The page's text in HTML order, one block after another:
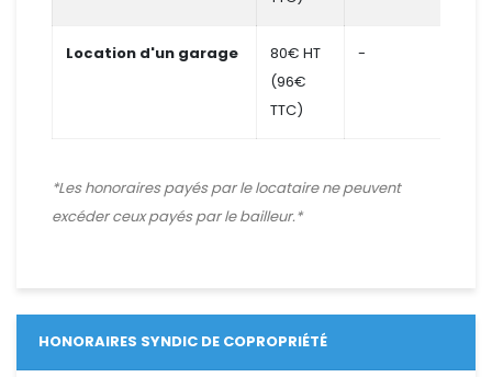
Location d'un garage
80€ HT
(96€
TTC)
-
*Les honoraires payés par le locataire ne peuvent
excéder ceux payés par le bailleur.*
HONORAIRES SYNDIC DE COPROPRIÉTÉ